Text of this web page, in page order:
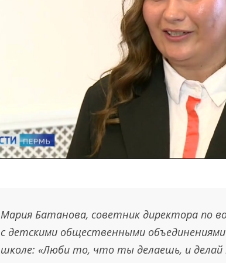
Мария Батанова, советник директора по
с детскими общественными объединениями
школе: «Люби то, что ты делаешь, и